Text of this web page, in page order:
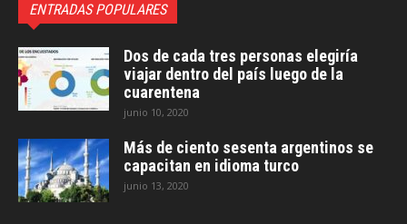
ENTRADAS POPULARES
Dos de cada tres personas elegiría
viajar dentro del país luego de la
cuarentena
junio 10, 2020
Más de ciento sesenta argentinos se
capacitan en idioma turco
junio 13, 2020